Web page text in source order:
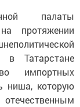
палаты
протяжении
Татарстане
импортных
ниша, которую